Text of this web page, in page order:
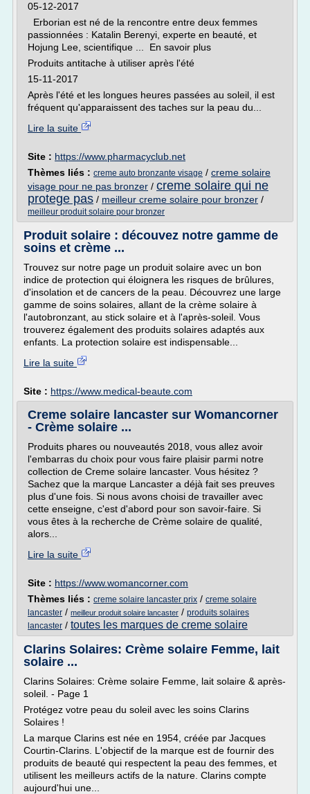
05-12-2017
Erborian est né de la rencontre entre deux femmes
passionnées : Katalin Berenyi, experte en beauté, et
Hojung Lee, scientifique ... En savoir plus
Produits antitache à utiliser après l'été
15-11-2017
Après l'été et les longues heures passées au soleil, il est
fréquent qu'apparaissent des taches sur la peau du...
Lire la suite
Site : https://www.pharmacyclub.net
Thèmes liés : creme auto bronzante visage / creme solaire
visage pour ne pas bronzer / creme solaire qui ne
protege pas / meilleur creme solaire pour bronzer /
meilleur produit solaire pour bronzer
Produit solaire : découvez notre gamme de
soins et crème ...
Trouvez sur notre page un produit solaire avec un bon
indice de protection qui éloignera les risques de brûlures,
d'insolation et de cancers de la peau. Découvrez une large
gamme de soins solaires, allant de la crème solaire à
l'autobronzant, au stick solaire et à l'après-soleil. Vous
trouverez également des produits solaires adaptés aux
enfants. La protection solaire est indispensable...
Lire la suite
Site : https://www.medical-beaute.com
Creme solaire lancaster sur Womancorner
- Crème solaire ...
Produits phares ou nouveautés 2018, vous allez avoir
l'embarras du choix pour vous faire plaisir parmi notre
collection de Creme solaire lancaster. Vous hésitez ?
Sachez que la marque Lancaster a déjà fait ses preuves
plus d'une fois. Si nous avons choisi de travailler avec
cette enseigne, c'est d'abord pour son savoir-faire. Si
vous êtes à la recherche de Crème solaire de qualité,
alors...
Lire la suite
Site : https://www.womancorner.com
Thèmes liés : creme solaire lancaster prix / creme solaire
lancaster / meilleur produit solaire lancaster / produits solaires
lancaster / toutes les marques de creme solaire
Clarins Solaires: Crème solaire Femme, lait
solaire ...
Clarins Solaires: Crème solaire Femme, lait solaire & après-
soleil. - Page 1
Protégez votre peau du soleil avec les soins Clarins
Solaires !
La marque Clarins est née en 1954, créée par Jacques
Courtin-Clarins. L'objectif de la marque est de fournir des
produits de beauté qui respectent la peau des femmes, et
utilisent les meilleurs actifs de la nature. Clarins compte
aujourd'hui une...